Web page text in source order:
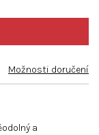
Možnosti doručení
a